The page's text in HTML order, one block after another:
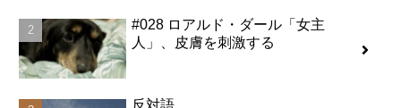
#028 ロアルド・ダール「女主
人」、皮膚を刺激する